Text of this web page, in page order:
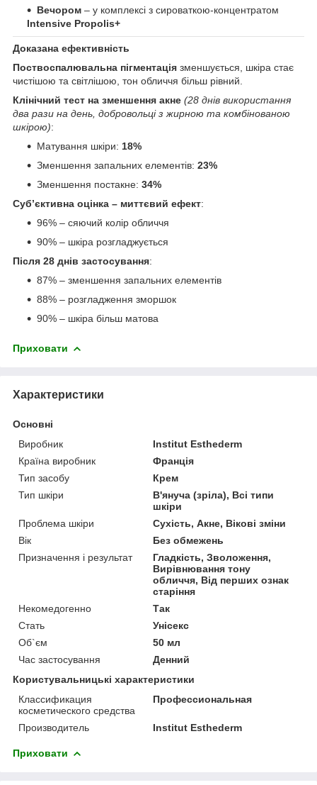
Вечором – у комплексі з сироваткою-концентратом
Intensive Propolis+
Доказана ефективність
Поствоспалювальна пігментація зменшується, шкіра стає
чистішою та світлішою, тон обличчя більш рівний.
Клінічний тест на зменшення акне (28 днів використання
два рази на день, добровольці з жирною та комбінованою
шкірою):
Матування шкіри: 18%
Зменшення запальних елементів: 23%
Зменшення постакне: 34%
Суб’єктивна оцінка – миттєвий ефект:
96% – сяючий колір обличчя
90% – шкіра розгладжується
Після 28 днів застосування:
87% – зменшення запальних елементів
88% – розгладження зморшок
90% – шкіра більш матова
Приховати
Характеристики
Основні
Виробник
Institut Esthederm
Країна виробник
Франція
Тип засобу
Крем
Тип шкіри
В'януча (зріла), Всі типи
шкіри
Проблема шкіри
Сухість, Акне, Вікові зміни
Вік
Без обмежень
Призначення і результат
Гладкість, Зволоження,
Вирівнювання тону
обличчя, Від перших ознак
старіння
Некомедогенно
Так
Стать
Унісекс
Об`єм
50 мл
Час застосування
Денний
Користувальницькі характеристики
Классификация
косметического средства
Профессиональная
Производитель Institut Esthederm
Приховати